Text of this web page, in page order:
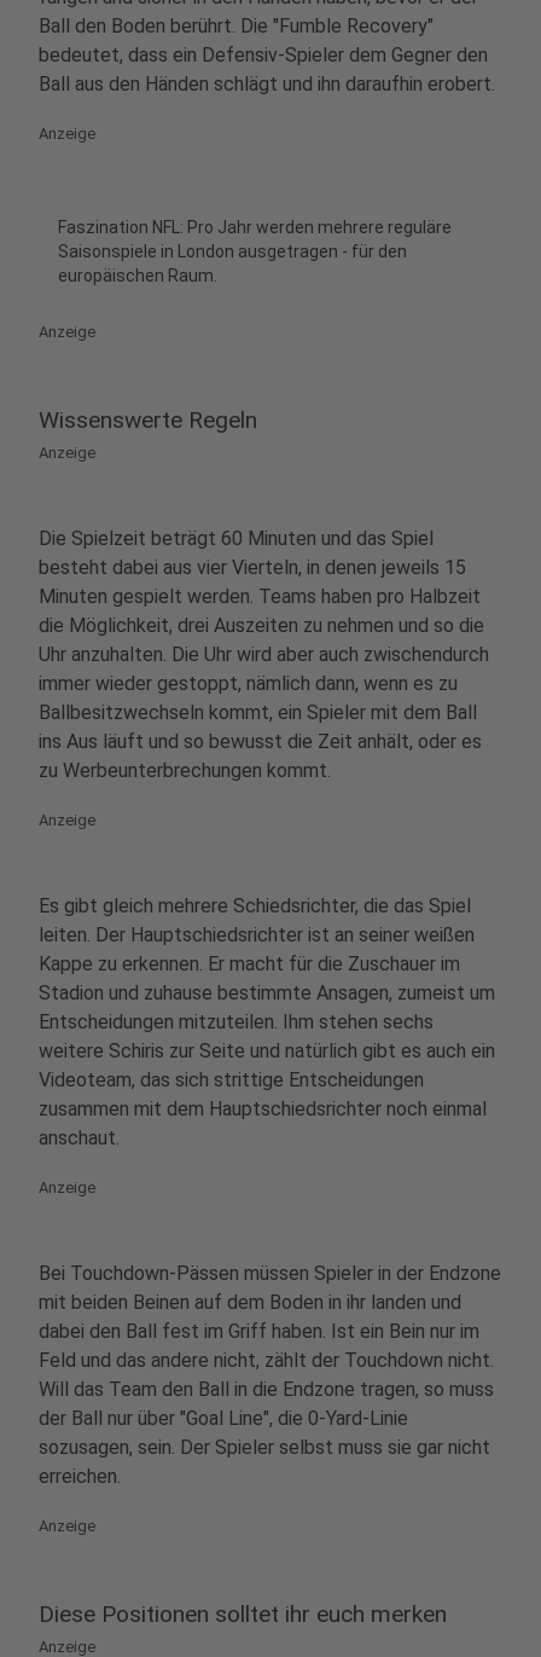
Ball den Boden berührt. Die "Fumble Recovery"
bedeutet, dass ein Defensiv-Spieler dem Gegner den
Ball aus den Händen schlägt und ihn daraufhin erobert.
Anzeige
Faszination NFL: Pro Jahr werden mehrere reguläre
Saisonspiele in London ausgetragen - für den
europäischen Raum.
Anzeige
Wissenswerte Regeln
Anzeige
Die Spielzeit beträgt 60 Minuten und das Spiel
besteht dabei aus vier Vierteln, in denen jeweils 15
Minuten gespielt werden. Teams haben pro Halbzeit
die Möglichkeit, drei Auszeiten zu nehmen und so die
Uhr anzuhalten. Die Uhr wird aber auch zwischendurch
immer wieder gestoppt, nämlich dann, wenn es zu
Ballbesitzwechseln kommt, ein Spieler mit dem Ball
ins Aus läuft und so bewusst die Zeit anhält, oder es
zu Werbeunterbrechungen kommt.
Anzeige
Es gibt gleich mehrere Schiedsrichter, die das Spiel
leiten. Der Hauptschiedsrichter ist an seiner weißen
Kappe zu erkennen. Er macht für die Zuschauer im
Stadion und zuhause bestimmte Ansagen, zumeist um
Entscheidungen mitzuteilen. Ihm stehen sechs
weitere Schiris zur Seite und natürlich gibt es auch ein
Videoteam, das sich strittige Entscheidungen
zusammen mit dem Hauptschiedsrichter noch einmal
anschaut.
Anzeige
Bei Touchdown-Pässen müssen Spieler in der Endzone
mit beiden Beinen auf dem Boden in ihr landen und
dabei den Ball fest im Griff haben. Ist ein Bein nur im
Feld und das andere nicht, zählt der Touchdown nicht.
Will das Team den Ball in die Endzone tragen, so muss
der Ball nur über "Goal Line", die 0-Yard-Linie
sozusagen, sein. Der Spieler selbst muss sie gar nicht
erreichen.
Anzeige
Diese Positionen solltet ihr euch merken
Anzeige